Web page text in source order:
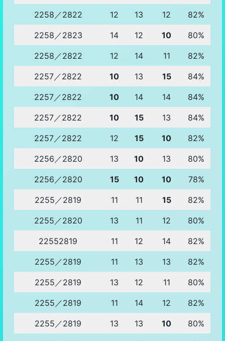
2258／2822 12 13 12 82%
2258／2823 14 12 10 80%
2258／2822 12 14 11 82%
2257／2822 10 13 15 84%
2257／2822 10 14 14 84%
2257／2822 10 15 13 84%
2257／2822 12 15 10 82%
2256／2820 13 10 13 80%
2256／2820 15 10 10 78%
2255／2819 11 11 15 82%
2255／2820 13 11 12 80%
22552819 11 12 14 82%
2255／2819 11 13 13 82%
2255／2819 13 12 11 80%
2255／2819 11 14 12 82%
2255／2819 13 13 10 80%